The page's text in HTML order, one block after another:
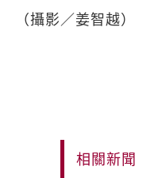
（攝影／姜智越）
相關新聞